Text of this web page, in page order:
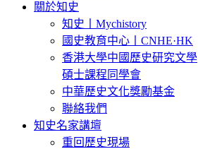
關於知史
知史丨Mychistory
國史教育中心丨CNHE·HK
香港大學中國歷史研究文學
碩士課程同學會
中華歷史文化獎勵基金
聯絡我們
知史名家講壇
重回歷史現場